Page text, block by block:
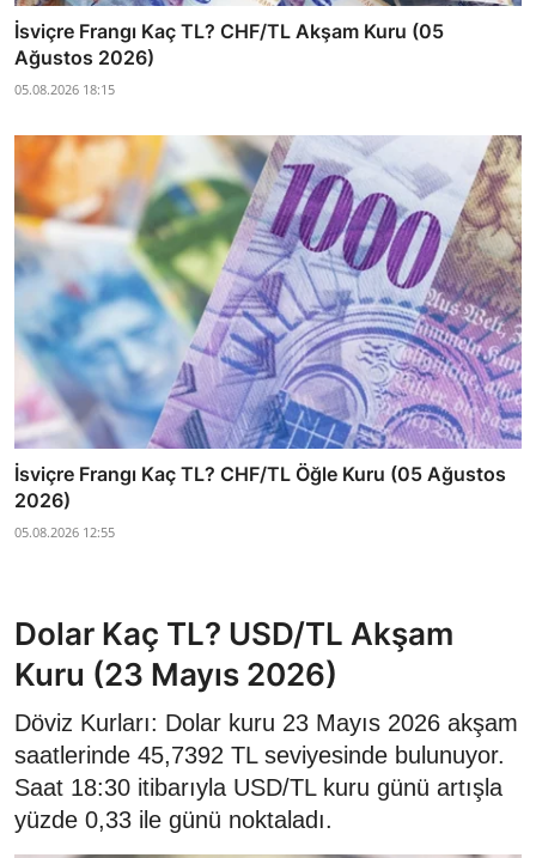
İsviçre Frangı Kaç TL? CHF/TL Akşam Kuru (05
Ağustos 2026)
05.08.2026 18:15
İsviçre Frangı Kaç TL? CHF/TL Öğle Kuru (05 Ağustos
2026)
05.08.2026 12:55
Dolar Kaç TL? USD/TL Akşam
Kuru (23 Mayıs 2026)
Döviz Kurları: Dolar kuru 23 Mayıs 2026 akşam
saatlerinde 45,7392 TL seviyesinde bulunuyor.
Saat 18:30 itibarıyla USD/TL kuru günü artışla
yüzde 0,33 ile günü noktaladı.